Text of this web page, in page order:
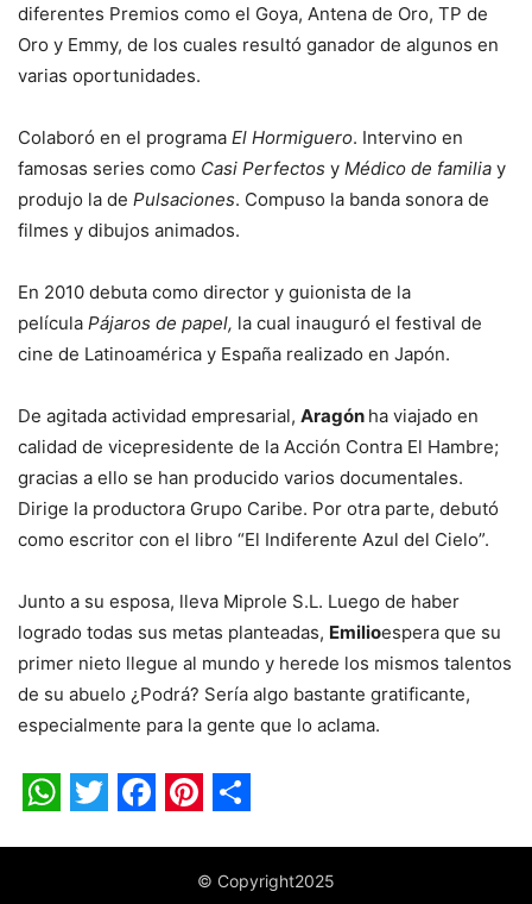
diferentes Premios como el Goya, Antena de Oro, TP de
Oro y Emmy, de los cuales resultó ganador de algunos en
varias oportunidades.
Colaboró en el programa El Hormiguero. Intervino en
famosas series como Casi Perfectos y Médico de familia y
produjo la de Pulsaciones. Compuso la banda sonora de
filmes y dibujos animados.
En 2010 debuta como director y guionista de la
película Pájaros de papel, la cual inauguró el festival de
cine de Latinoamérica y España realizado en Japón.
De agitada actividad empresarial, Aragón ha viajado en
calidad de vicepresidente de la Acción Contra El Hambre;
gracias a ello se han producido varios documentales.
Dirige la productora Grupo Caribe. Por otra parte, debutó
como escritor con el libro “El Indiferente Azul del Cielo”.
Junto a su esposa, lleva Miprole S.L. Luego de haber
logrado todas sus metas planteadas, Emilioespera que su
primer nieto llegue al mundo y herede los mismos talentos
de su abuelo ¿Podrá? Sería algo bastante gratificante,
especialmente para la gente que lo aclama.
© Copyright2025